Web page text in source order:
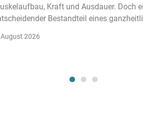
Kraft und Ausdauer. Doch
Bestandteil eines
2026